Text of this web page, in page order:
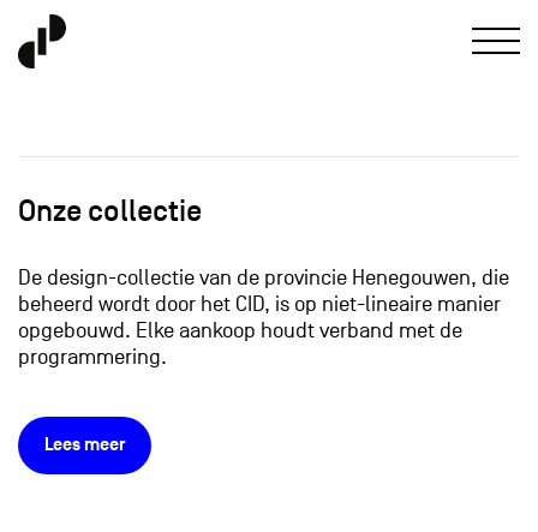
Onze collectie
De design-collectie van de provincie Henegouwen, die
beheerd wordt door het CID, is op niet-lineaire manier
opgebouwd. Elke aankoop houdt verband met de
programmering.
Lees meer